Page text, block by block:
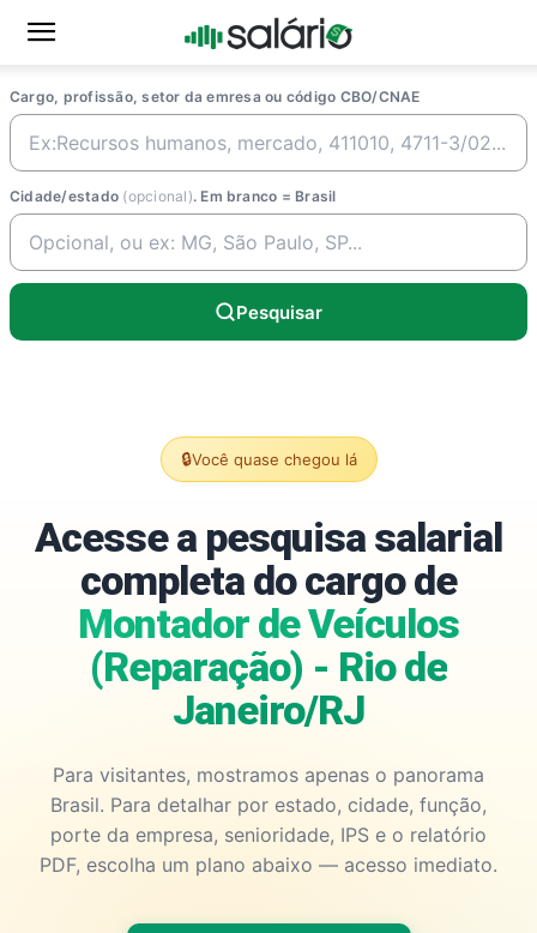
Cargo, profissão, setor da emresa ou código CBO/CNAE
Cidade/estado (opcional). Em branco = Brasil
Pesquisar
🔒Você quase chegou lá
Acesse a pesquisa salarial
completa do cargo de
Montador de Veículos
(Reparação) - Rio de
Janeiro/RJ
Para visitantes, mostramos apenas o panorama
Brasil. Para detalhar por estado, cidade, função,
porte da empresa, senioridade, IPS e o relatório
PDF, escolha um plano abaixo — acesso imediato.